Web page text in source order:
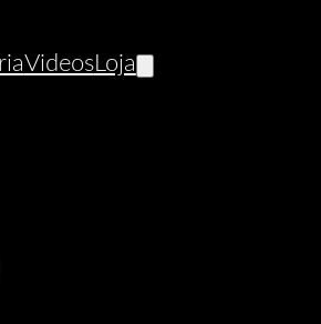
VideosLoja